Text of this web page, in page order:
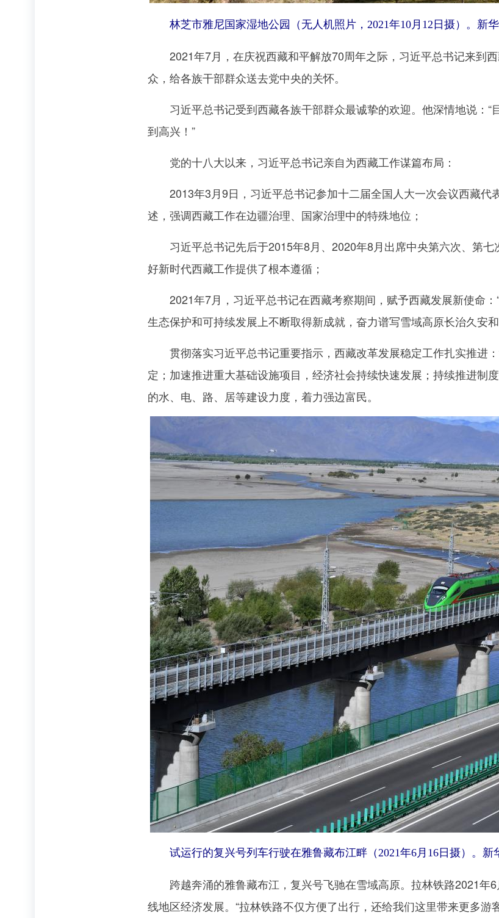
林芝市雅尼国家湿地公园（无人机照片，2021年10月12日摄）。新
2021年7月，在庆祝西藏和平解放70周年之际，习近平总书记来到
众，给各族干部群众送去党中央的关怀。
习近平总书记受到西藏各族干部群众最诚挚的欢迎。他深情地说：“
到高兴！”
党的十八大以来，习近平总书记亲自为西藏工作谋篇布局：
2013年3月9日，习近平总书记参加十二届全国人大一次会议西藏代
述，强调西藏工作在边疆治理、国家治理中的特殊地位；
习近平总书记先后于2015年8月、2020年8月出席中央第六次、第七
好新时代西藏工作提供了根本遵循；
2021年7月，习近平总书记在西藏考察期间，赋予西藏发展新使命：
生态保护和可持续发展上不断取得新成就，奋力谱写雪域高原长治久安和
贯彻落实习近平总书记重要指示，西藏改革发展稳定工作扎实推进
定；加速推进重大基础设施项目，经济社会持续快速发展；持续推进制
的水、电、路、居等建设力度，着力强边富民。
试运行的复兴号列车行驶在雅鲁藏布江畔（2021年6月16日摄）。新
跨越奔涌的雅鲁藏布江，复兴号飞驰在雪域高原。拉林铁路2021年
线地区经济发展。“拉林铁路不仅方便了出行，还给我们这里带来更多